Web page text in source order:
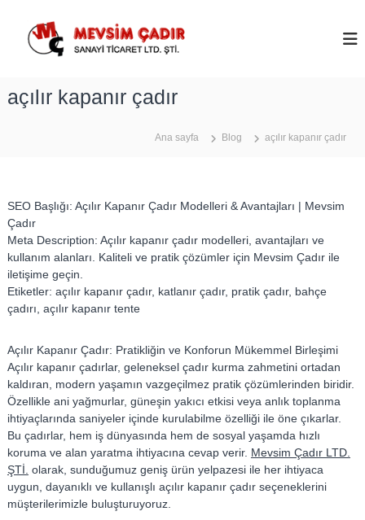
Ç
ı
–
A
k
a
a
d
ı
r
–
T
açılır kapanır çadır
Ana sayfa Blog açılır kapanır çadır
SEO Başlığı: Açılır Kapanır Çadır Modelleri & Avantajları | Mevsim
Çadır
Meta Description: Açılır kapanır çadır modelleri, avantajları ve
kullanım alanları. Kaliteli ve pratik çözümler için Mevsim Çadır ile
iletişime geçin.
Etiketler: açılır kapanır çadır, katlanır çadır, pratik çadır, bahçe
çadırı, açılır kapanır tente
Açılır Kapanır Çadır: Pratikliğin ve Konforun Mükemmel Birleşimi
Açılır kapanır çadırlar, geleneksel çadır kurma zahmetini ortadan
kaldıran, modern yaşamın vazgeçilmez pratik çözümlerinden biridir.
Özellikle ani yağmurlar, güneşin yakıcı etkisi veya anlık toplanma
ihtiyaçlarında saniyeler içinde kurulabilme özelliği ile öne çıkarlar.
Bu çadırlar, hem iş dünyasında hem de sosyal yaşamda hızlı
koruma ve alan yaratma ihtiyacına cevap verir. Mevsim Çadır LTD.
ŞTİ. olarak, sunduğumuz geniş ürün yelpazesi ile her ihtiyaca
uygun, dayanıklı ve kullanışlı açılır kapanır çadır seçeneklerini
müşterilerimizle buluşturuyoruz.